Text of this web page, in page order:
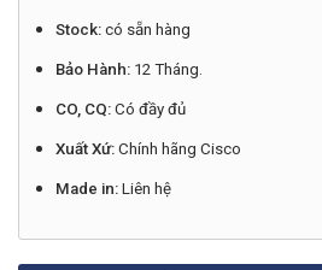
Stock:có sẵn hàng
Bảo Hành: 12 Tháng.
CO, CQ: Có đầy đủ
Xuất Xứ:Chính hãng Cisco
Made in:Liên hệ